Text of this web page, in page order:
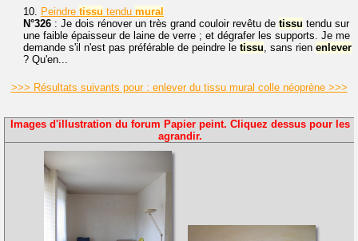
10. Peindre tissu tendu mural
N°326 : Je dois rénover un très grand couloir revêtu de tissu tendu sur
une faible épaisseur de laine de verre ; et dégrafer les supports. Je me
demande s'il n'est pas préférable de peindre le tissu, sans rien enlever
? Qu'en...
>>> Résultats suivants pour : enlever du tissu mural colle néoprène >>>
Images d'illustration du forum Papier peint. Cliquez dessus pour les
agrandir.